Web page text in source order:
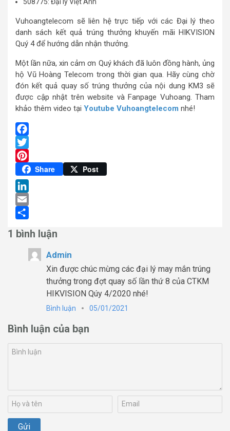
508775: Đại lý Việt Anh
Vuhoangtelecom sẽ liên hệ trực tiếp với các Đại lý theo
danh sách kết quả trúng thưởng khuyến mãi HIKVISION
Quý 4 để hướng dẫn nhận thưởng.
Một lần nữa, xin cảm ơn Quý khách đã luôn đồng hành, ủng
hộ Vũ Hoàng Telecom trong thời gian qua. Hãy cùng chờ
đón kết quả quay số trúng thưởng của nội dung KM3 sẽ
được cập nhật trên website và Fanpage Vuhoang. Tham
khảo thêm video tại Youtube Vuhoangtelecom nhé!
Facebook
Twitter
Pinterest
Share Post
LinkedIn
Email
1 bình luận
Admin
Xin được chúc mừng các đại lý may mắn trúng
thưởng trong đợt quay số lần thứ 8 của CTKM
HIKVISION Qúy 4/2020 nhé!
Bình luận 05/01/2021
Bình luận của bạn